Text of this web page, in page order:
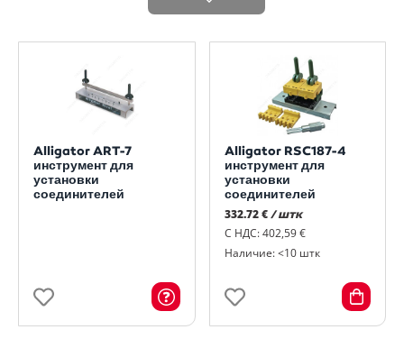
Alligator ART-7
инструмент для
установки
соединителей
Alligator RSC187-4
инструмент для
установки
соединителей
332.72 € / штк
С НДС: 402,59 €
Наличие: <10 штк